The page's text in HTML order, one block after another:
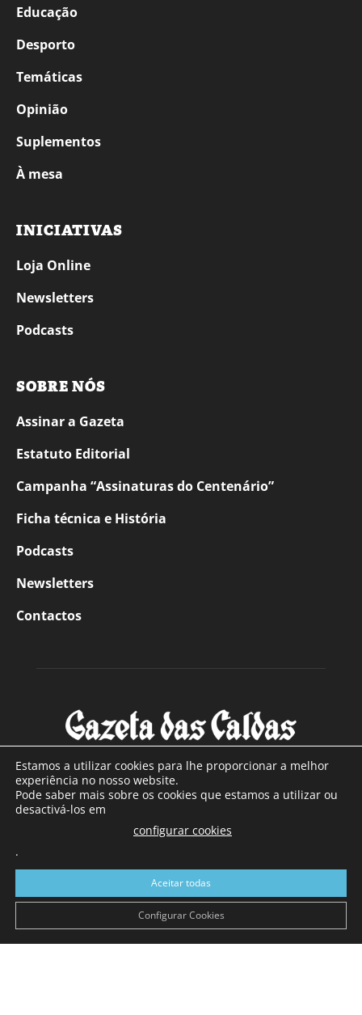
Educação
Desporto
Temáticas
Opinião
Suplementos
À mesa
INICIATIVAS
Loja Online
Newsletters
Podcasts
SOBRE NÓS
Assinar a Gazeta
Estatuto Editorial
Campanha “Assinaturas do Centenário”
Ficha técnica e História
Podcasts
Newsletters
Contactos
SOBRE NÓS
Com sede nas Caldas da Rainha e mais de 90 anos de
a sul de distrito de Leiria, com mais de 40.000 leitores por
toda a região Oeste. Jornal com distribuição em Portugal
Continental e assinatura online.
Estamos a utilizar cookies para lhe proporcionar a melhor
experiência no nosso website.
Pode saber mais sobre os cookies que estamos a utilizar ou
desactivá-los em
configurar cookies
.
Aceitar todas
Configurar Cookies